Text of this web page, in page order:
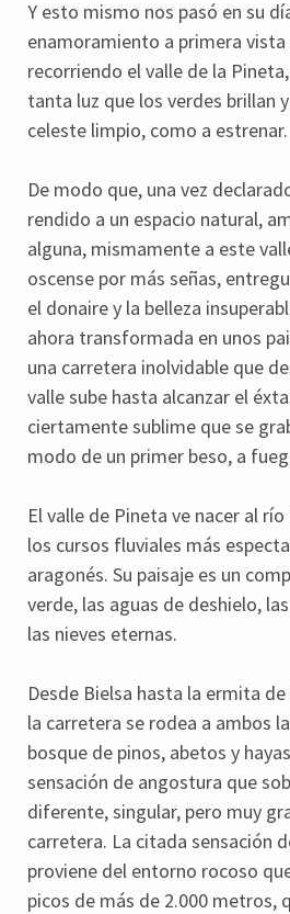
Y esto mismo nos pasó en su
enamoramiento a primera vista
recorriendo el valle de la
tanta luz que los verdes brillan
celeste limpio, como a estrenar.
De modo que, una vez
rendido a un espacio natural,
alguna, mismamente a este
oscense por más señas,
el donaire y la belleza
ahora transformada en unos
una carretera inolvidable que
valle sube hasta alcanzar el
ciertamente sublime que se
modo de un primer beso, a
El valle de Pineta ve nacer al
los cursos fluviales más
aragonés. Su paisaje es un
verde, las aguas de deshielo,
las nieves eternas.
Desde Bielsa hasta la ermita
la carretera se rodea a ambos
bosque de pinos, abetos y
sensación de angostura que
diferente, singular, pero muy
carretera. La citada sensación
proviene del entorno rocoso
picos de más de 2.000 metros,